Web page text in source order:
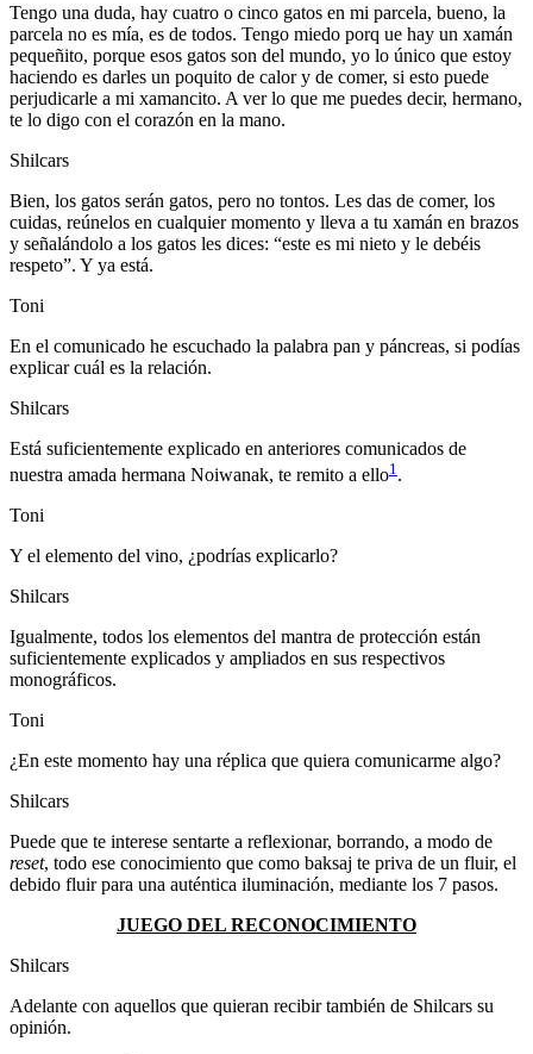
Tengo una duda, hay cuatro o cinco gatos en mi parcela, bueno, la
parcela no es mía, es de todos. Tengo miedo porq ue hay un xamán
pequeñito, porque esos gatos son del mundo, yo lo único que estoy
haciendo es darles un poquito de calor y de comer, si esto puede
perjudicarle a mi xamancito. A ver lo que me puedes decir, hermano,
te lo digo con el corazón en la mano.
Shilcars
Bien, los gatos serán gatos, pero no tontos. Les das de comer, los
cuidas, reúnelos en cualquier momento y lleva a tu xamán en brazos
y señalándolo a los gatos les dices: “este es mi nieto y le debéis
respeto”. Y ya está.
Toni
En el comunicado he escuchado la palabra pan y páncreas, si podías
explicar cuál es la relación.
Shilcars
Está suficientemente explicado en anteriores comunicados de
nuestra amada hermana Noiwanak, te remito a ello1 .
Toni
Y el elemento del vino, ¿podrías explicarlo?
Shilcars
Igualmente, todos los elementos del mantra de protección están
suficientemente explicados y ampliados en sus respectivos
monográficos.
Toni
¿En este momento hay una réplica que quiera comunicarme algo?
Shilcars
Puede que te interese sentarte a reflexionar, borrando, a modo de
reset, todo ese conocimiento que como baksaj te priva de un fluir, el
debido fluir para una auténtica iluminación, mediante los 7 pasos.
JUEGO DEL RECONOCIMIENTO
Shilcars
Adelante con aquellos que quieran recibir también de Shilcars su
opinión.